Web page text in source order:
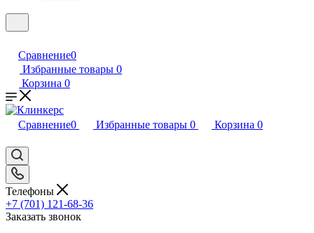
Сравнение0
Избранные товары 0
Корзина 0
Сравнение0 Избранные товары 0 Корзина 0
Телефоны
+7 (701) 121-68-36
Заказать звонок